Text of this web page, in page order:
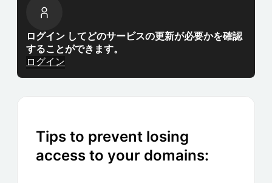
ログイン してどのサービスの更新が必要かを確認
することができます。
ログイン
Tips to prevent losing
access to your domains: